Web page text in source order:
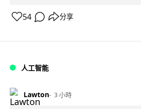
54 分享
人工智能
Lawton 3 小時